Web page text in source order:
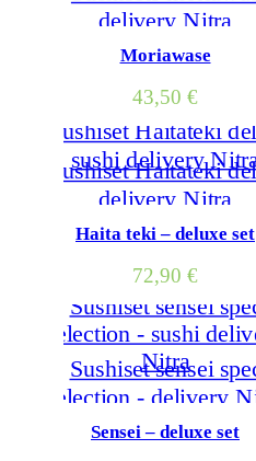
Moriawase
43,50 €
Haita teki – deluxe set
72,90 €
Sensei – deluxe set